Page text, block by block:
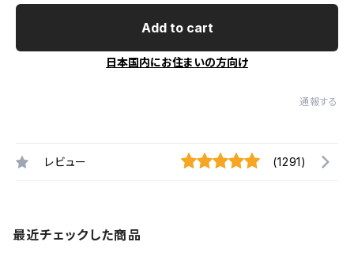
Add to cart
日本国内にお住まいの方向け
通報する
レビュー (1291)
最近チェックした商品